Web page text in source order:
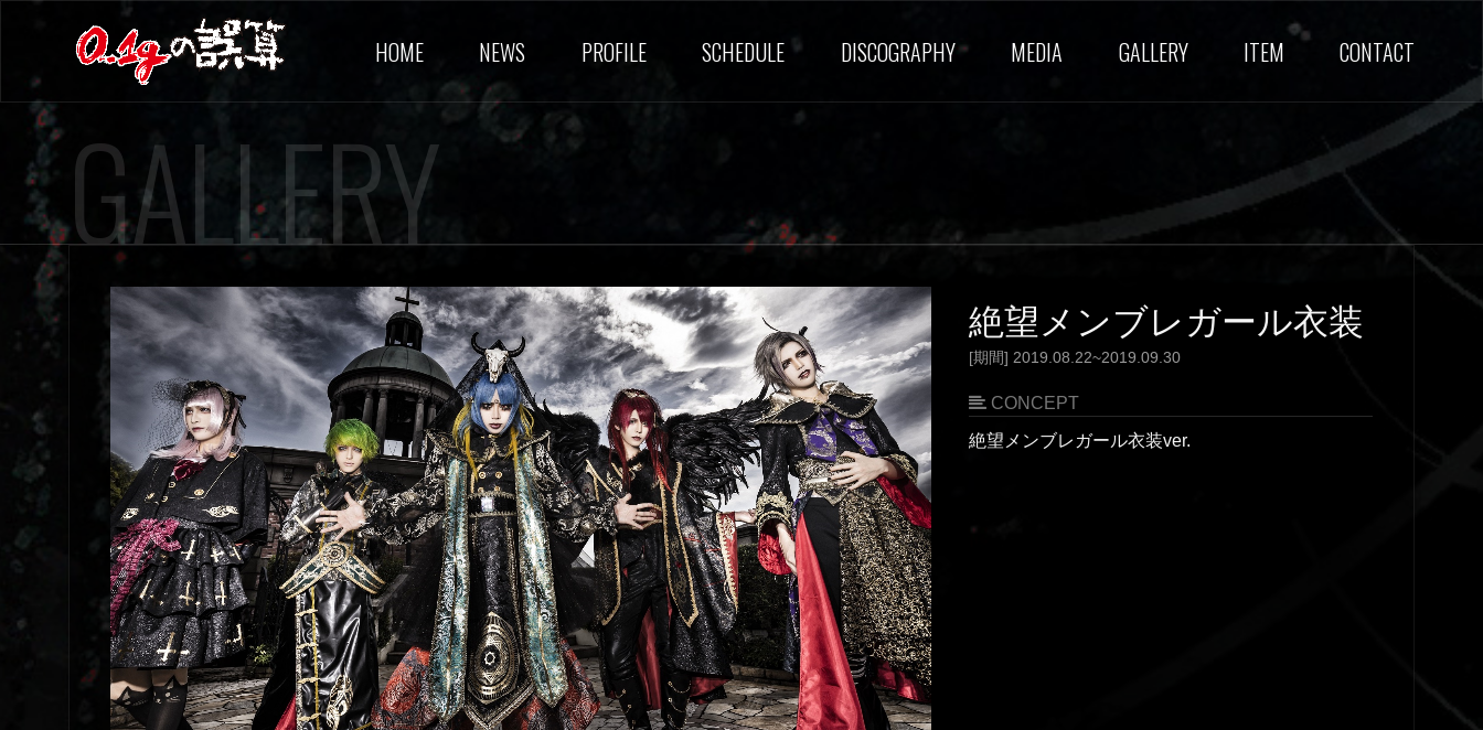
HOME NEWS PROFILE SCHEDULE DISCOGRAPHY MEDIA GALLERY ITEM CONTACT
GALLERY
絶望メンブレガール衣装
[期間] 2019.08.22~2019.09.30
CONCEPT
絶望メンブレガール衣装ver.